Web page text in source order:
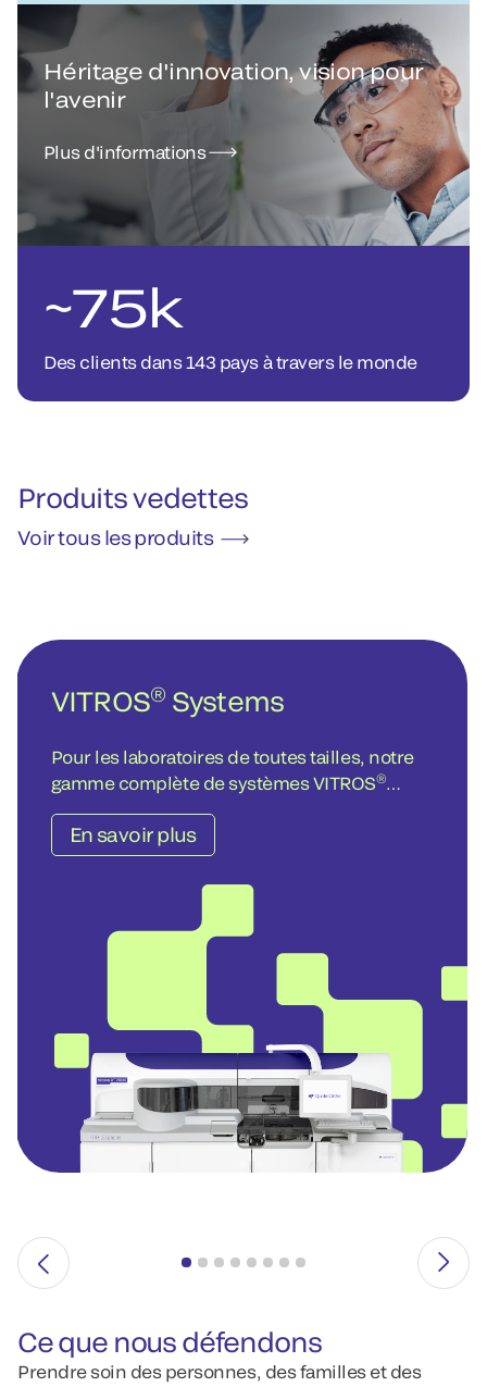
Héritage d'innovation, vision pour
l'avenir
Plus d'informations
~75k
Des clients dans 143 pays à travers le monde
Produits vedettes
Voir tous les produits
VITROS® Systems
Pour les laboratoires de toutes tailles, notre
gamme complète de systèmes VITROS®
intègre des solutions intelligentes pour des
tests d'immunodosage et de diagnostic
chimique précis.
En savoir plus
Ce que nous défendons
Prendre soin des personnes, des familles et des